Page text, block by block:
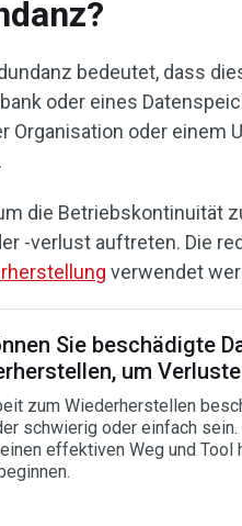
bedeutet, dass
oder eines
Organisation oder einem
die Betriebskontinuität
-verlust auftreten. Die
verwendet
Sie beschädigte
um
zum Wiederherstellen
schwierig oder einfach
effektiven Weg und Tool